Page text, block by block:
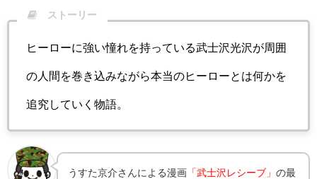
ストーリー
ヒーローに強い憧れを持っている武士沢光沢が周囲
の人間を巻き込みながら本当のヒーローとは何かを
追究していく物語。
うすた京介さんによる漫画 「武士沢レシーブ」の最